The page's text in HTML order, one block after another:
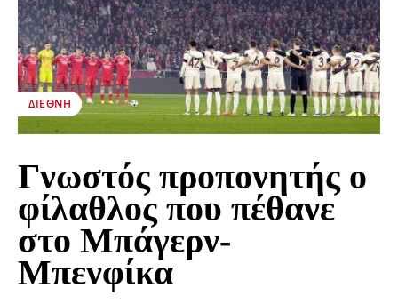
ΔΙΕΘΝΉ
Γνωστός προπονητής ο
φίλαθλος που πέθανε
στο Μπάγερν-
Μπενφίκα